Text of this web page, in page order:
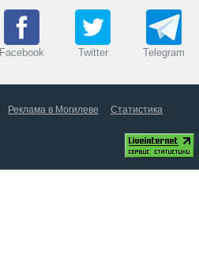
Facebook Twitter Telegram
Реклама в Могилеве
Статистика